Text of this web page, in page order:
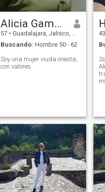
Alicia Gamboa
57 • Guadalajara, Jalisco, México
Buscando: Hombre 50 - 62
Soy una mujer viuda onesta,
con valores
43